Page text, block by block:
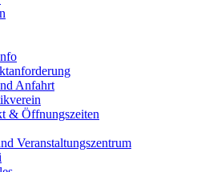
Anfahrt
& Öffnungszeiten
Veranstaltungszentrum